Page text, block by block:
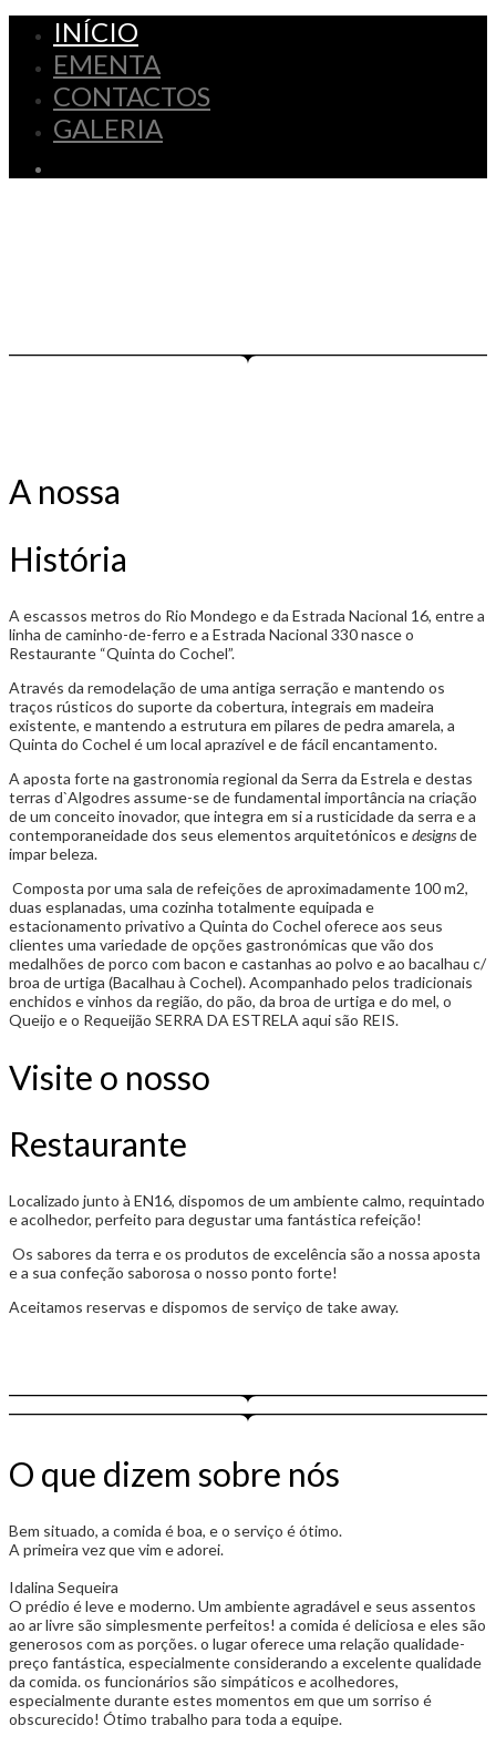
INÍCIO
EMENTA
CONTACTOS
GALERIA
A nossa
História
A escassos metros do Rio Mondego e da Estrada Nacional 16, entre a
linha de caminho-de-ferro e a Estrada Nacional 330 nasce o
Restaurante “Quinta do Cochel”.
Através da remodelação de uma antiga serração e mantendo os
traços rústicos do suporte da cobertura, integrais em madeira
existente, e mantendo a estrutura em pilares de pedra amarela, a
Quinta do Cochel é um local aprazível e de fácil encantamento.
A aposta forte na gastronomia regional da Serra da Estrela e destas
terras d`Algodres assume-se de fundamental importância na criação
de um conceito inovador, que integra em si a rusticidade da serra e a
contemporaneidade dos seus elementos arquitetónicos edesignsde
impar beleza.
Composta por uma sala de refeições de aproximadamente 100 m2,
duas esplanadas, uma cozinha totalmente equipada e
estacionamento privativo a Quinta do Cochel oferece aos seus
clientes uma variedade de opções gastronómicas que vão dos
medalhões de porco com bacon e castanhas ao polvo e ao bacalhau c/
broa de urtiga (Bacalhau à Cochel). Acompanhado pelos tradicionais
enchidos e vinhos da região, do pão, da broa de urtiga e do mel, o
Queijo e o Requeijão SERRA DA ESTRELA aqui são REIS.
Visite o nosso
Restaurante
Localizado junto à EN16, dispomos de um ambiente calmo, requintado
e acolhedor, perfeito para degustar uma fantástica refeição!
Os sabores da terra e os produtos de excelência são a nossa aposta
e a sua confeção saborosa o nosso ponto forte!
Aceitamos reservas e dispomos de serviço de take away.
O que dizem sobre nós
Bem situado, a comida é boa, e o serviço é ótimo.
A primeira vez que vim e adorei.
Idalina Sequeira
O prédio é leve e moderno. Um ambiente agradável e seus assentos
ao ar livre são simplesmente perfeitos! a comida é deliciosa e eles são
generosos com as porções. o lugar oferece uma relação qualidade-
preço fantástica, especialmente considerando a excelente qualidade
da comida. os funcionários são simpáticos e acolhedores,
especialmente durante estes momentos em que um sorriso é
obscurecido! Ótimo trabalho para toda a equipe.